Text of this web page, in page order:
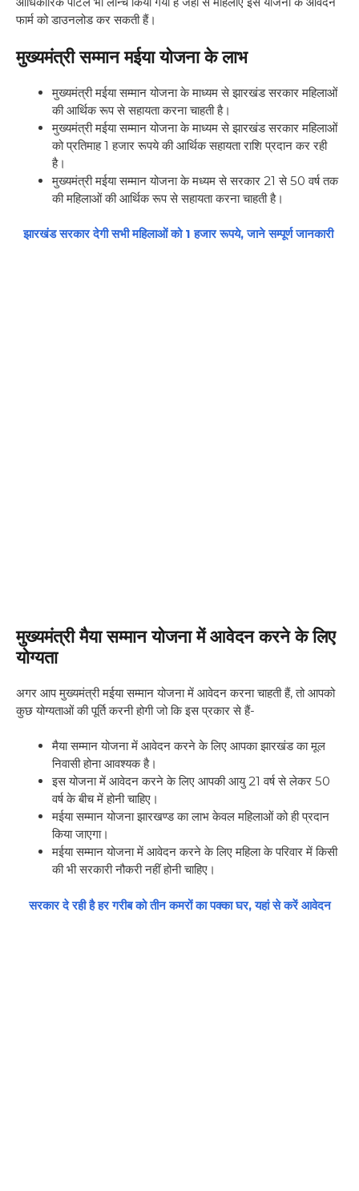
फार्म को डाउनलोड कर सकती हैं।
मुख्यमंत्री सम्मान मईया योजना के लाभ
मुख्यमंत्री मईया सम्मान योजना के माध्यम से झारखंड सरकार महिलाओं
की आर्थिक रूप से सहायता करना चाहती है।
मुख्यमंत्री मईया सम्मान योजना के माध्यम से झारखंड सरकार महिलाओं
को प्रतिमाह 1 हजार रूपये की आर्थिक सहायता राशि प्रदान कर रही
है।
मुख्यमंत्री मईया सम्मान योजना के मध्यम से सरकार 21 से 50 वर्ष तक
की महिलाओं की आर्थिक रूप से सहायता करना चाहती है।
झारखंड सरकार देगी सभी महिलाओं को 1 हजार रूपये, जाने सम्पूर्ण जानकारी
मुख्यमंत्री मैया सम्मान योजना में आवेदन करने के लिए
योग्यता
अगर आप मुख्यमंत्री मईया सम्मान योजना में आवेदन करना चाहती हैं, तो आपको
कुछ योग्यताओं की पूर्ति करनी होगी जो कि इस प्रकार से हैं-
मैया सम्मान योजना में आवेदन करने के लिए आपका झारखंड का मूल
निवासी होना आवश्यक है।
इस योजना में आवेदन करने के लिए आपकी आयु 21 वर्ष से लेकर 50
वर्ष के बीच में होनी चाहिए।
मईया सम्मान योजना झारखण्ड का लाभ केवल महिलाओं को ही प्रदान
किया जाएगा।
मईया सम्मान योजना में आवेदन करने के लिए महिला के परिवार में किसी
की भी सरकारी नौकरी नहीं होनी चाहिए।
सरकार दे रही है हर गरीब को तीन कमरों का पक्का घर, यहां से करें आवेदन